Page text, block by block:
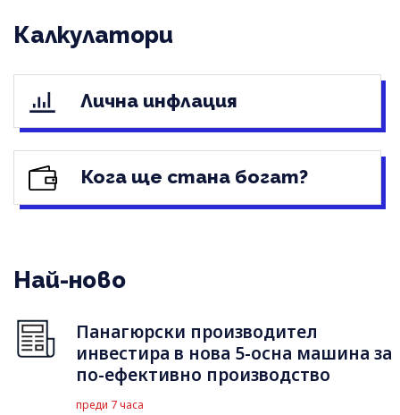
Калкулатори
Лична инфлация
Кога ще стана богат?
Най-ново
Панагюрски производител
инвестира в нова 5-осна машина за
по-ефективно производство
преди 7 часа